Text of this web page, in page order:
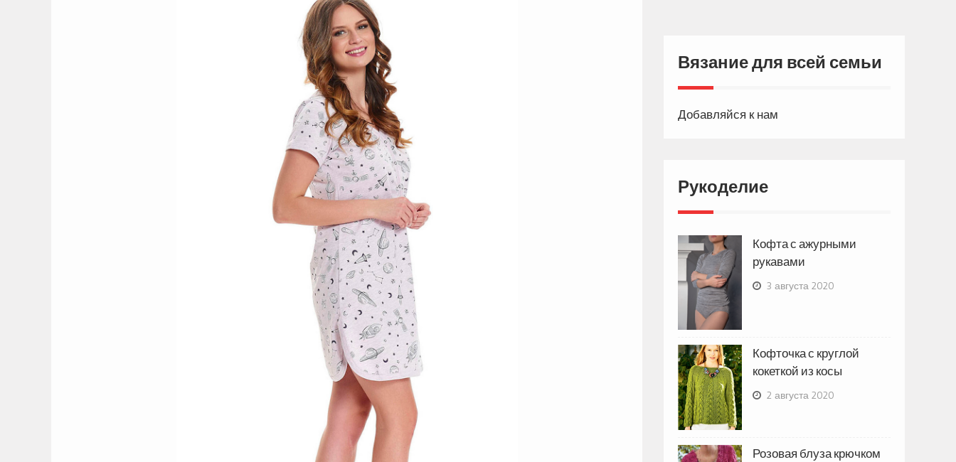
Вязание для всей семьи
Добавляйся к нам
Рукоделие
Кофта с ажурными
рукавами
3 августа 2020
Кофточка с круглой
кокеткой из косы
2 августа 2020
Розовая блуза крючком